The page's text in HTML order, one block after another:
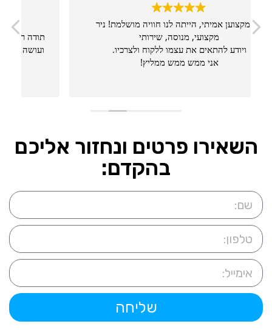
ניר מקצוען אמיתי, הייתה לנו חוויה מושלמת! ניר
מקצועי, מנוסה, שירותי
ויודע להתאים את עצמו ללקוח ולצרכיו.
אני ממש ממש ממליץ!
השאירו פרטים ונחזור אליכם
בהקדם:
שליחה